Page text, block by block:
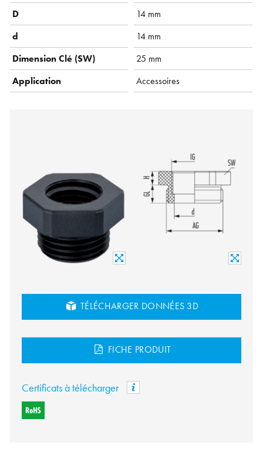
D
14 mm
d
14 mm
Dimension Clé (SW)
25 mm
Application
Accessoires
TÉLÉCHARGER DONNÉES 3D
FICHE PRODUIT
Certificats à télécharger